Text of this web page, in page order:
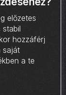
előzetes
stabil
hozzáférj
saját
a te